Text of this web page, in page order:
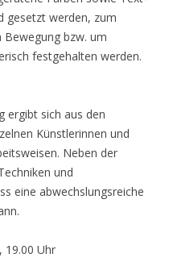
gesetzt werden, zum
bzw. um
festgehalten werden.
ergibt sich aus den
Künstlerinnen und
Neben der
und
eine abwechslungsreiche
19.00 Uhr